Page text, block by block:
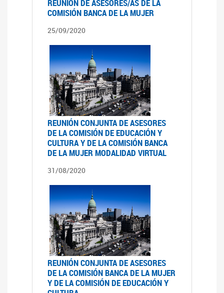
REUNIÓN DE ASESORES/AS DE LA
COMISIÓN BANCA DE LA MUJER
25/09/2020
REUNIÓN CONJUNTA DE ASESORES
DE LA COMISIÓN DE EDUCACIÓN Y
CULTURA Y DE LA COMISIÓN BANCA
DE LA MUJER MODALIDAD VIRTUAL
31/08/2020
REUNIÓN CONJUNTA DE ASESORES
DE LA COMISIÓN BANCA DE LA MUJER
Y DE LA COMISIÓN DE EDUCACIÓN Y